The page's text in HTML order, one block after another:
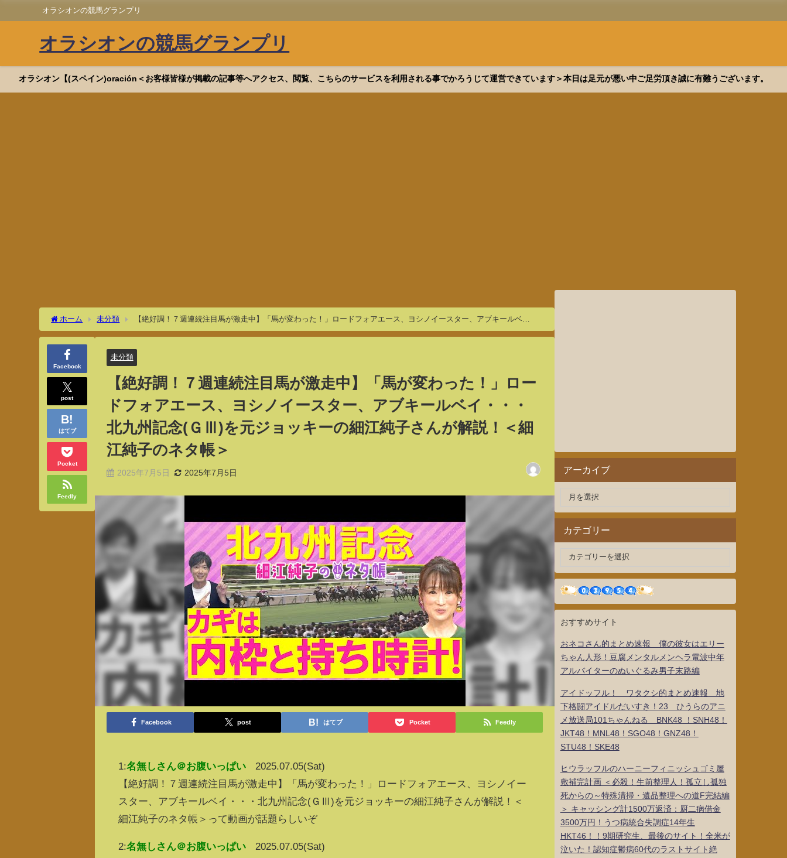
オラシオンの競馬グランプリ
オラシオンの競馬グランプリ
オラシオン【(スペイン)oración＜お客様皆様が掲載の記事等へアクセス、閲覧、こちらのサービスを利用される事でかろうじて運営できています＞本日は足元が悪い中ご足労頂き誠に有難うございます。
ホーム 未分類
【絶好調！７週連続注目馬が激走中】「馬が変わった！」ロードフォアエース、ヨシノイースター、アブキールベ
イ・・・北九州記念(ＧⅢ)を元ジョッキーの細江純子さんが解説！＜細江純子のネタ帳＞
Facebook
post
はてブ
Pocket
Feedly
未分類
【絶好調！７週連続注目馬が激走中】「馬が変わった！」ロー
ドフォアエース、ヨシノイースター、アブキールベイ・・・
北九州記念(ＧⅢ)を元ジョッキーの細江純子さんが解説！＜細
江純子のネタ帳＞
2025年7月5日 2025年7月5日
Facebook post はてブ Pocket Feedly
1:名無しさん＠お腹いっぱい
2025.07.05(Sat)
【絶好調！７週連続注目馬が激走中】「馬が変わった！」ロードフォアエース、ヨシノイー
スター、アブキールベイ・・・北九州記念(ＧⅢ)を元ジョッキーの細江純子さんが解説！＜
細江純子のネタ帳＞って動画が話題らしいぞ
2:名無しさん＠お腹いっぱい 2025.07.05(Sat)
アーカイブ
カテゴリー
おすすめサイト
おネコさん的まとめ速報 僕の彼女はエリー
ちゃん人形！豆腐メンタルメンヘラ電波中年
アルバイターのぬいぐるみ男子末路編
アイドッフル！ ワタクシ的まとめ速報 地
下格闘アイドルだいすき！23 ひうらのアニ
メ放送局101ちゃんねる BNK48 ！SNH48！
JKT48！MNL48！SGO48！GNZ48！
STU48！SKE48
ヒウラッフルのハーニーフィニッシュゴミ屋
敷補完計画 ＜必殺！生前整理人！孤立し孤独
死からの～特殊清掃・遺品整理への道F完結編
＞ キャッシング計1500万返済：厨二病借金
3500万円！うつ病統合失調症14年生
HKT46！！9期研究生、最後のサイト！全米が
泣いた！認知症鬱病60代のラストサイト絶